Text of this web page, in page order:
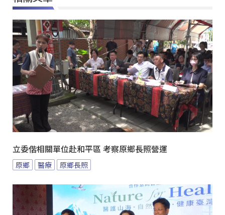
立委偕相關單位赴和平區 考察原鄉長照營運
原鄉 醫療 原鄉長照